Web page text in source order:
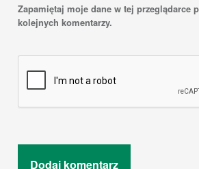
Zapamiętaj moje dane w tej przeglądarce
kolejnych komentarzy.